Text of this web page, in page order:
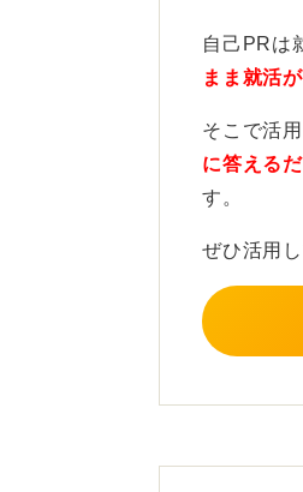
そのため
ります。
一方、企
要不可欠
アパレル
ど様々な
欠です。
以上を参
自己PRは
まま就活
そこで活
に答える
す。
ぜひ活用